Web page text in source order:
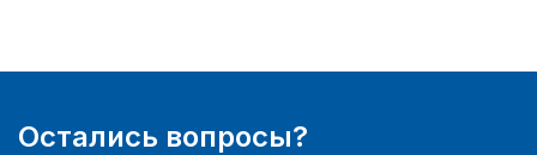
Остались вопросы?